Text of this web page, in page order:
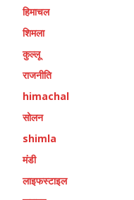
हिमाचल
शिमला
कुल्लू
राजनीति
himachal
सोलन
shimla
मंडी
लाइफस्टाइल